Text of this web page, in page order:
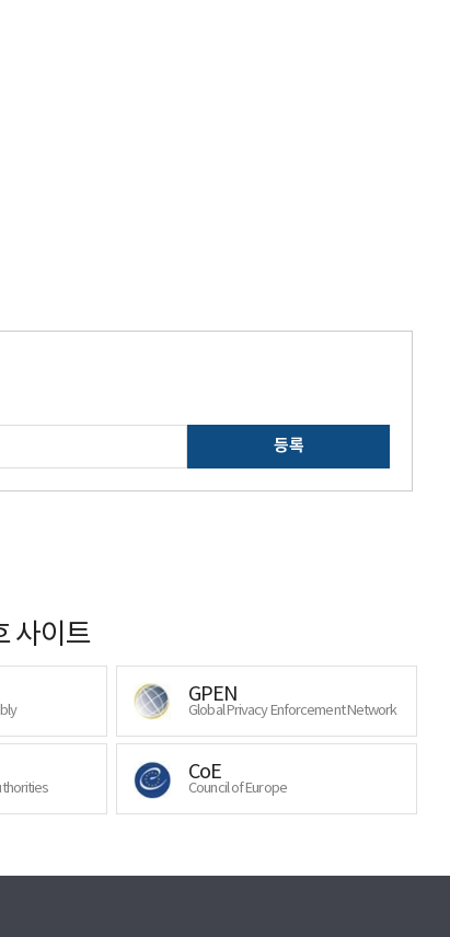
등록
사이트
GPEN
Global Privacy Enforcement Network
CoE
Council of Europe